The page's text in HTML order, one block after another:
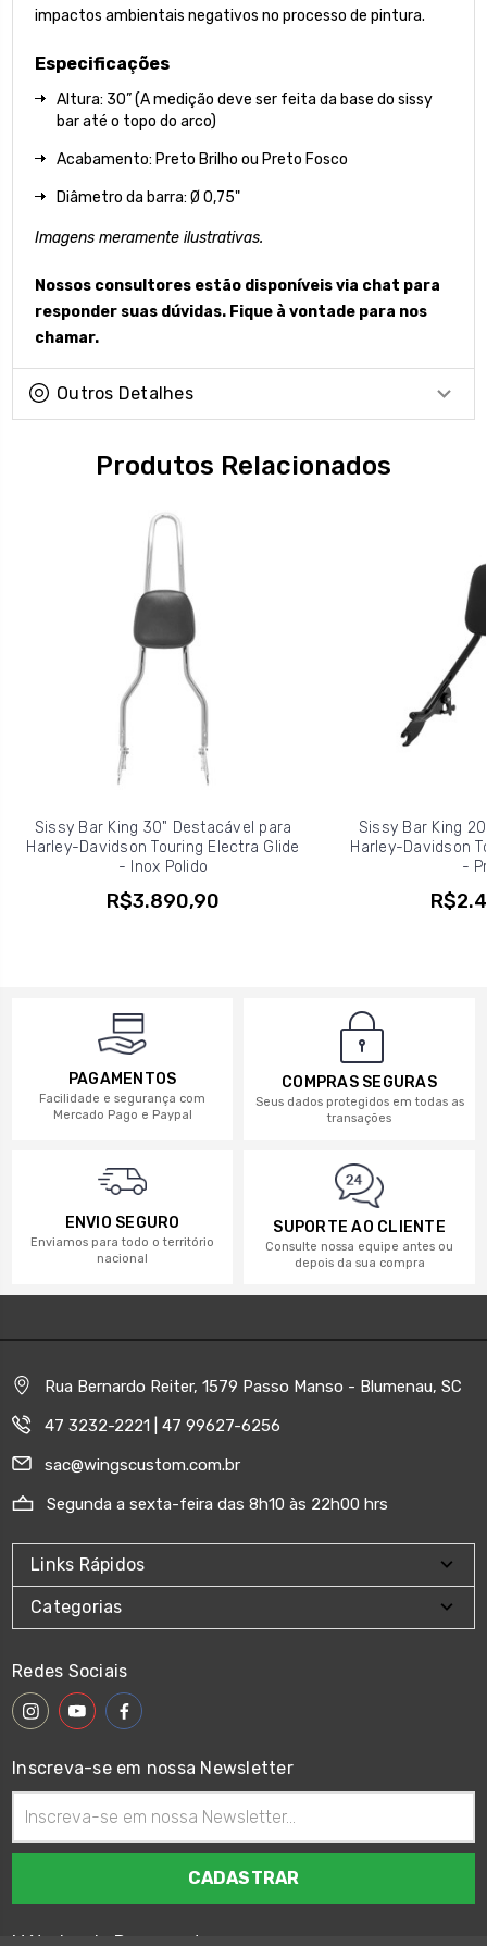
impactos ambientais negativos no processo de pintura.
Especificações
Altura: 30” (A medição deve ser feita da base do sissy
bar até o topo do arco)
Acabamento: Preto Brilho ou Preto Fosco
Diâmetro da barra: Ø 0,75"
Imagens meramente ilustrativas.
Nossos consultores estão disponíveis via chat para
responder suas dúvidas. Fique à vontade para nos
chamar.
Outros Detalhes
Produtos Relacionados
Sissy Bar King 30" Destacável para
Harley-Davidson Touring Electra Glide
- Inox Polido
R$3.890,90
Sissy Bar King
Harley-Davidson
-
PAGAMENTOS
Facilidade e segurança com
Mercado Pago e Paypal
COMPRAS SEGURAS
Seus dados protegidos em todas as
transações
ENVIO SEGURO
Enviamos para todo o território
nacional
SUPORTE AO CLIENTE
Consulte nossa equipe antes ou
depois da sua compra
Rua Bernardo Reiter, 1579 Passo Manso - Blumenau, SC
47 3232-2221 | 47 99627-6256
sac@wingscustom.com.br
Segunda a sexta-feira das 8h10 às 22h00 hrs
Links Rápidos
Categorias
Redes Sociais
Inscreva-se em nossa Newsletter
de
email